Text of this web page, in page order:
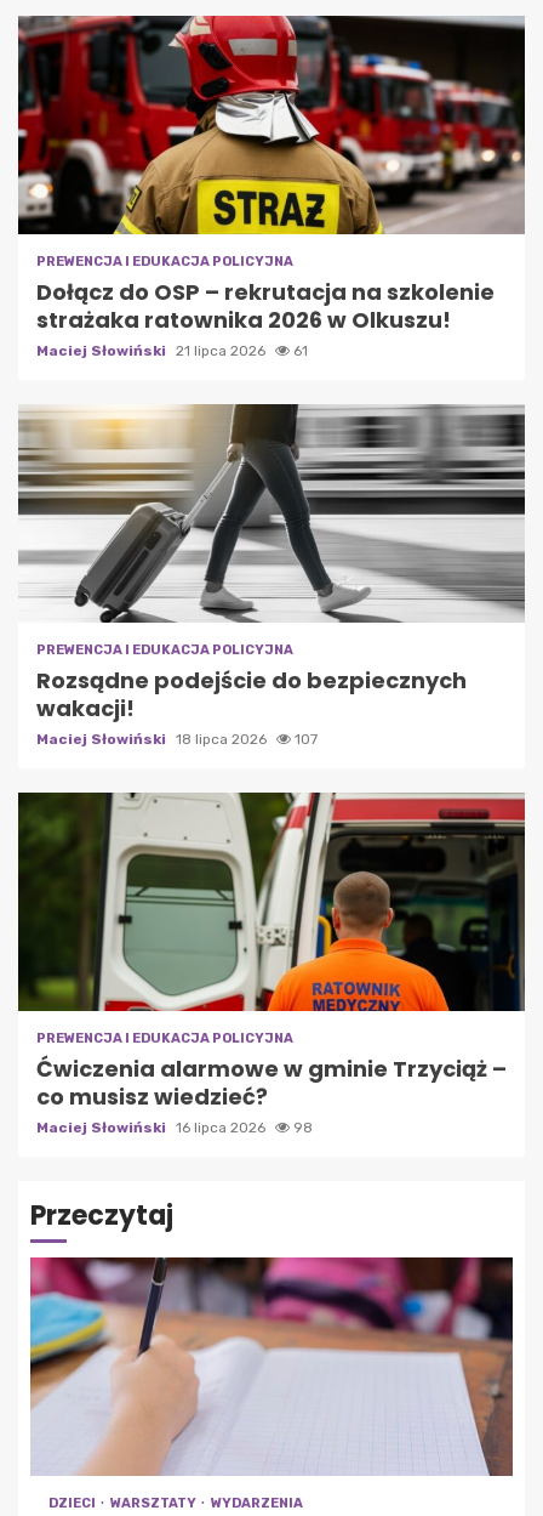
PREWENCJA I EDUKACJA POLICYJNA
Dołącz do OSP – rekrutacja na szkolenie
strażaka ratownika 2026 w Olkuszu!
Maciej Słowiński 21 lipca 2026 61
PREWENCJA I EDUKACJA POLICYJNA
Rozsądne podejście do bezpiecznych
wakacji!
Maciej Słowiński 18 lipca 2026 107
PREWENCJA I EDUKACJA POLICYJNA
Ćwiczenia alarmowe w gminie Trzyciąż –
co musisz wiedzieć?
Maciej Słowiński 16 lipca 2026 98
Przeczytaj
DZIECI WARSZTATY WYDARZENIA